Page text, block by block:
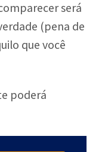
será
(pena de
que você
poderá